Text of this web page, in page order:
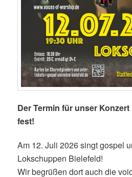
Der Termin für unser
fest!
Am 12. Juli 2026 singt gospel
Lokschuppen Bielefeld!
Wir begrüßen dort auch die